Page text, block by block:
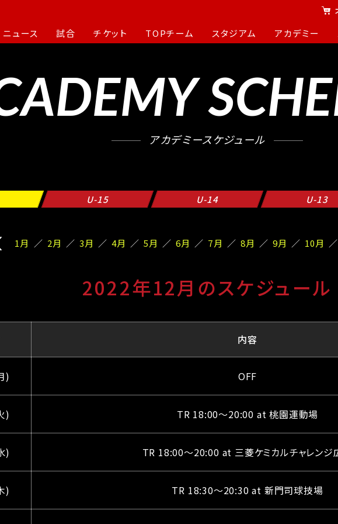
ニュース 試合 チケット TOPチーム スタジアム アカデミー
アカデミースケジュール
U-15 U-14 U-13
1月 2月 3月 4月 5月 6月 7月 8月 9月 10月
2022年12月のスケジュール
内容
) OFF
) TR 18:00～20:00 at 桃園運動場
) TR 18:00～20:00 at 三菱ケミカルチャレンジ
) TR 18:30～20:30 at 新門司球技場